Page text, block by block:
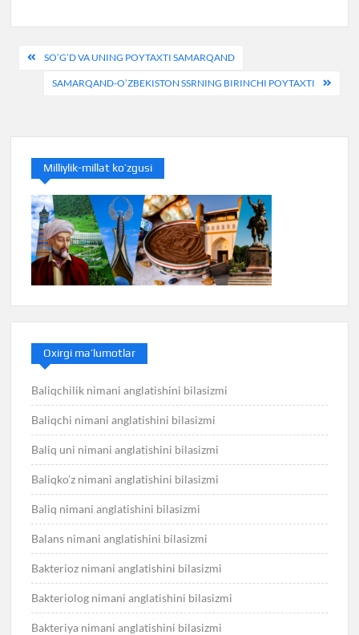
Post
menyusi
SO’G’D VA UNING POYTAXTI SAMARQAND
SAMARQAND-O’ZBEKISTON SSRNING BIRINCHI POYTAXTI
Milliylik-millat ko’zgusi
Oxirgi ma’lumotlar
Baliqchilik nimani anglatishini bilasizmi
Baliqchi nimani anglatishini bilasizmi
Baliq uni nimani anglatishini bilasizmi
Baliqko’z nimani anglatishini bilasizmi
Baliq nimani anglatishini bilasizmi
Balans nimani anglatishini bilasizmi
Bakterioz nimani anglatishini bilasizmi
Bakteriolog nimani anglatishini bilasizmi
Bakteriya nimani anglatishini bilasizmi